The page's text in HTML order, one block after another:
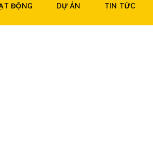
ĐỘNG DỰ ÁN TIN TỨC